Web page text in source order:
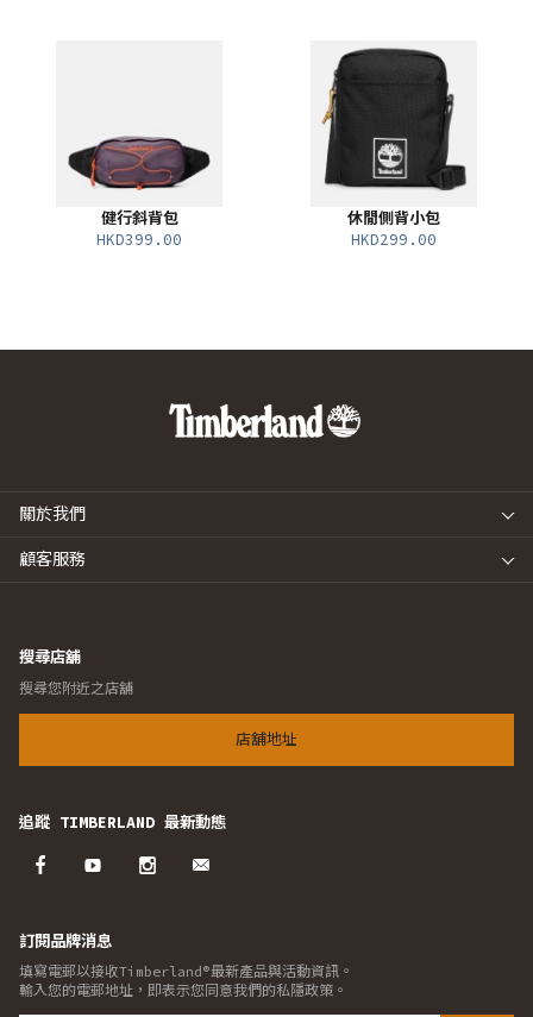
健行斜背包
HKD399.00
休閒側背小包
HKD299.00
關於我們
顧客服務
搜尋店舖
搜尋您附近之店舖
店舖地址
追蹤 TIMBERLAND 最新動態
訂閱品牌消息
填寫電郵以接收Timberland®最新產品與活動資訊。
輸入您的電郵地址，即表示您同意我們的私隱政策。